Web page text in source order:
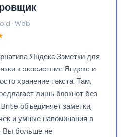
· Web
Яндекс.Заметки для
к экосистеме Яндекс и
хранение текста. Там,
лишь блокнот без
объединяет заметки,
и умные напоминания в
Вы больше не